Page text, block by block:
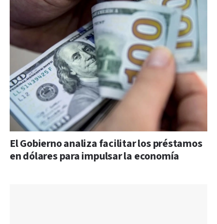
El Gobierno analiza facilitar los préstamos
en dólares para impulsar la economía